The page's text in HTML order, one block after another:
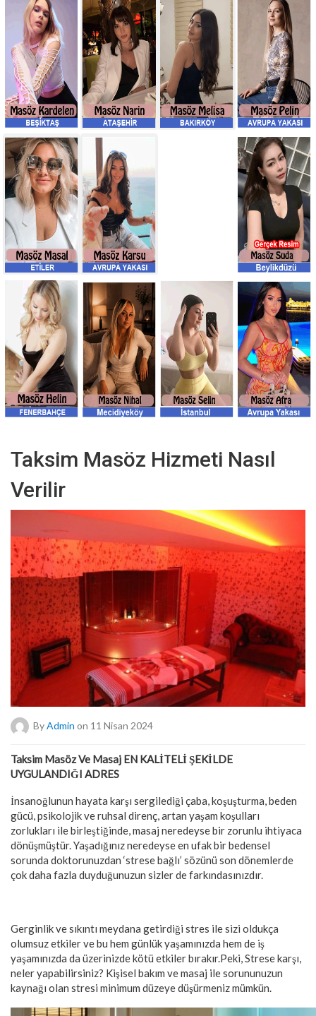
Taksim Masöz Hizmeti Nasıl
Verilir
By Admin on 11 Nisan 2024
Taksim Masöz Ve Masaj EN KALİTELİ ŞEKİLDE
UYGULANDIĞI ADRES
İnsanoğlunun hayata karşı sergilediği çaba, koşuşturma, beden
gücü, psikolojik ve ruhsal direnç, artan yaşam koşulları
zorlukları ile birleştiğinde, masaj neredeyse bir zorunlu ihtiyaca
dönüşmüştür. Yaşadığınız neredeyse en ufak bir bedensel
sorunda doktorunuzdan ‘strese bağlı’ sözünü son dönemlerde
çok daha fazla duyduğunuzun sizler de farkındasınızdır.
Gerginlik ve sıkıntı meydana getirdiği stres ile sizi oldukça
olumsuz etkiler ve bu hem günlük yaşamınızda hem de iş
yaşamınızda da üzerinizde kötü etkiler bırakır.Peki, Strese karşı,
neler yapabilirsiniz? Kişisel bakım ve masaj ile sorununuzun
kaynağı olan stresi minimum düzeye düşürmeniz mümkün.